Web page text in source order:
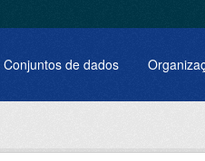
Conjuntos de dados